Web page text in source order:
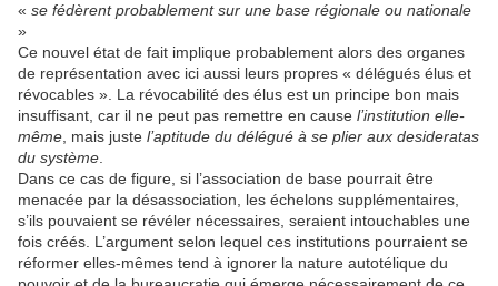
« se fédèrent probablement sur une base régionale ou nationale
»
Ce nouvel état de fait implique probablement alors des organes
de représentation avec ici aussi leurs propres « délégués élus et
révocables ». La révocabilité des élus est un principe bon mais
insuffisant, car il ne peut pas remettre en cause l’institution elle-
même , mais juste l’aptitude du délégué à se plier aux desideratas
du système
Dans ce cas de figure, si l’association de base pourrait être
menacée par la désassociation, les échelons supplémentaires,
s’ils pouvaient se révéler nécessaires, seraient intouchables une
fois créés. L’argument selon lequel ces institutions pourraient se
réformer elles-mêmes tend à ignorer la nature autotélique du